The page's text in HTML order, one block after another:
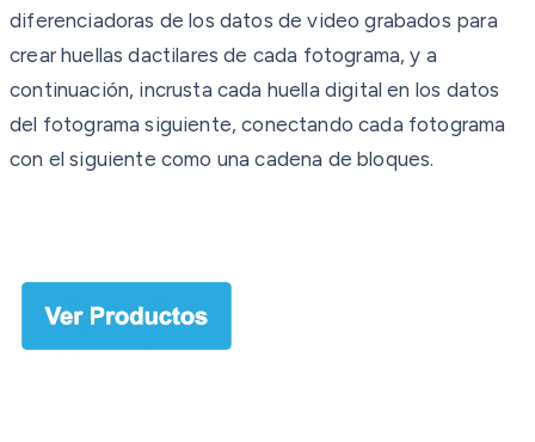
diferenciadoras de los datos de video grabados para
crear huellas dactilares de cada fotograma, y a
continuación, incrusta cada huella digital en los datos
del fotograma siguiente, conectando cada fotograma
con el siguiente como una cadena de bloques.